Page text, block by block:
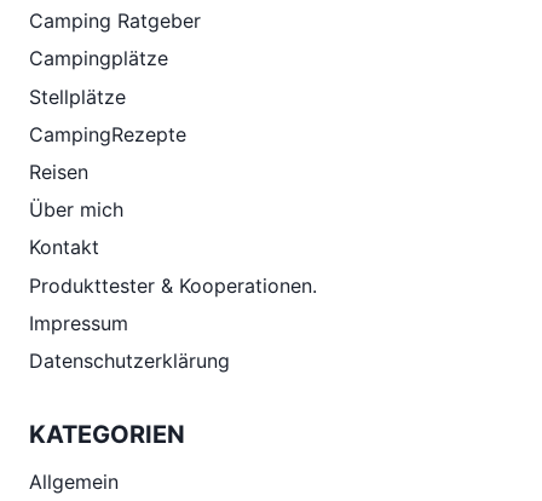
Camping Ratgeber
Campingplätze
Stellplätze
CampingRezepte
Reisen
Über mich
Kontakt
Produkttester & Kooperationen.
Impressum
Datenschutzerklärung
KATEGORIEN
Allgemein